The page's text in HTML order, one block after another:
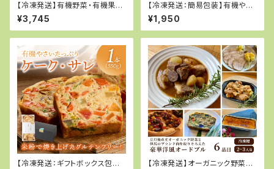
【冷凍発送】有機野菜・有機果実
を使用したクレームブリュレ2種
セット（有機苺・有機薩摩芋）
¥3,745
【冷凍発送：簡易包装】有機やさ
いたっぷり 京都ケーク・サレ
550g
¥1,950
【冷凍発送：ギフトボックス包装】
【冷凍発送】オーガニック野菜と